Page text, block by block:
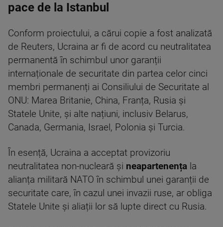
pace de la Istanbul
Conform proiectului, a cărui copie a fost analizată
de Reuters, Ucraina ar fi de acord cu neutralitatea
permanentă în schimbul unor garanții
internaționale de securitate din partea celor cinci
membri permanenți ai Consiliului de Securitate al
ONU: Marea Britanie, China, Franța, Rusia și
Statele Unite, și alte națiuni, inclusiv Belarus,
Canada, Germania, Israel, Polonia și Turcia.
În esență, Ucraina a acceptat provizoriu
neutralitatea non-nucleară și neapartenența la
alianța militară NATO în schimbul unei garanții de
securitate care, în cazul unei invazii ruse, ar obliga
Statele Unite și aliații lor să lupte direct cu Rusia.